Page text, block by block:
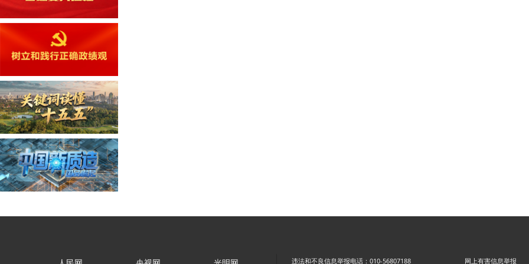
违法和不良信息举报电话：010-56807188 网上有害信息举报